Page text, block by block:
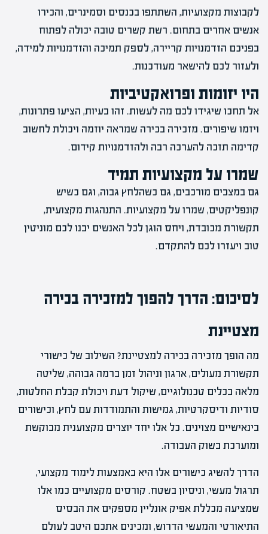
לקבוצות מקצועיות, השתתפו בכנסים וסמינרים, והכירו
אנשים אחרים בתחום. רשת קשרים טובה יכולה לפתוח
בפניכם הזדמנויות קריירה, לספק תמיכה והזדמנויות למידה,
ולעזור לכם להישאר מעודכנות.
היו יזומות ופרואקטיביות
אל תחכו שיגידו לכם מה לעשות. זהו בעיות, הציעו פתרונות,
ויזמו שיפורים. מזכירה בכירה שמראה יוזמה ויכולת לחשוב
קדימה תזכה להערכה רבה ולהזדמנויות קידום.
שמרו על מקצועיות תמיד
גם במצבים מורכבים, גם כשהלחץ גבוה, וגם כשיש
קונפליקטים, שמרו על מקצועיות. התנהגות מקצועית,
תקשורת מכובדת, ויחס הוגן לכל האנשים יבנו לכם מוניטין
טוב ויעזרו לכם להתקדם.
לסיכום: הדרך להפוך למזכירה בכירה
מצטיינת
מה הופך מזכירה בכירה למצטיינת? השילוב של כישורי
תקשורת מעולים, ארגון וניהול זמן ברמה גבוהה, שליטה
מלאה בכלים טכנולוגיים, שיקול דעת ויכולת קבלת החלטות,
סודיות ודיסקרטיות, גמישות והתמודדות עם לחץ, וכישורים
בינאישיים מצוינים. כל אלו יחד יוצרים מקצוענית מבוקשת
ומוערכת בשוק העבודה.
הדרך להשיג כישורים אלו היא באמצעות לימוד מקצועי,
תרגול מעשי, וניסיון בשטח. קורסים מקצועיים כמו אלו
שמציעה מכללת אפיק אונליין מספקים את הבסיס
התיאורטי והמעשי הדרוש, ומכינים אתכם היטב לעולם